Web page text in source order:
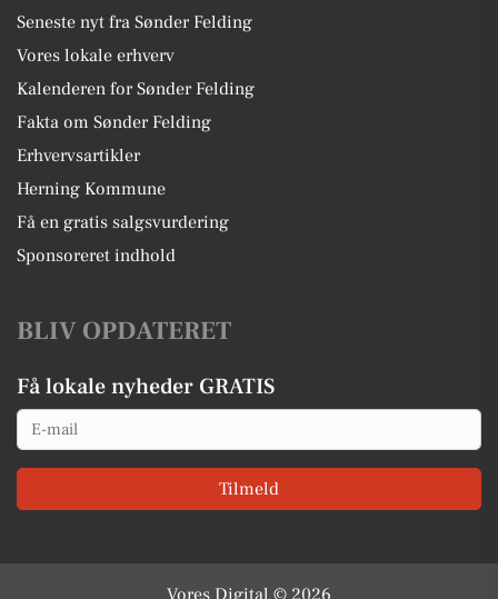
Seneste nyt fra Sønder Felding
Vores lokale erhverv
Kalenderen for Sønder Felding
Fakta om Sønder Felding
Erhvervsartikler
Herning Kommune
Få en gratis salgsvurdering
Sponsoreret indhold
BLIV OPDATERET
Få lokale nyheder GRATIS
Email
Tilmeld
Vores Digital © 2026